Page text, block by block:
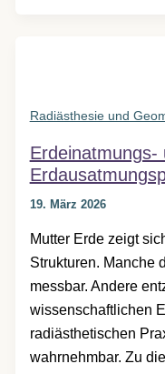
Online-
Einführungskurs
ist
Radiästhesie und
Erdeinatmungs-
19. März 2026
Mutter Erde zeigt
Strukturen. Manche
messbar. Andere
wissenschaftlichen
radiästhetischen
wahrnehmbar. Zu